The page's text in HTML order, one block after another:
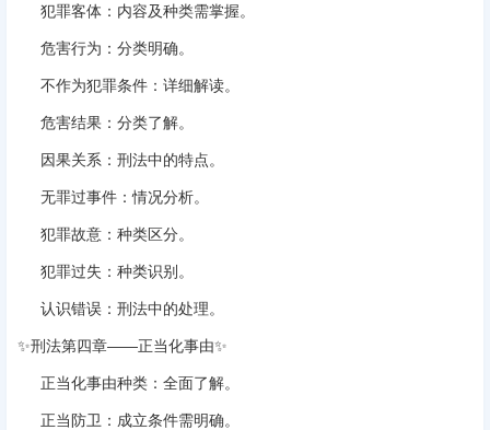
犯罪客体 ‌：内容及种类需掌握。
危害行为 ‌：分类明确。
不作为犯罪条件 ‌：详细解读。
危害结果 ‌：分类了解。
因果关系 ‌：刑法中的特点。
无罪过事件 ‌：情况分析。
犯罪故意 ‌：种类区分。
犯罪过失 ‌：种类识别。
认识错误 ‌：刑法中的处理。
✨‌刑法第四章——正当化事由‌✨
正当化事由种类 ‌：全面了解。
正当防卫 ‌：成立条件需明确。